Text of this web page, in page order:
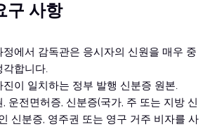
구 사항
정에서 감독관은 응시자의 신원을 매우 중
각합니다.
진이 일치하는 정부 발행 신분증 원본.
, 운전면허증, 신분증(국가, 주 또는 지방 신
신분증, 영주권 또는 영구 거주 비자를 사